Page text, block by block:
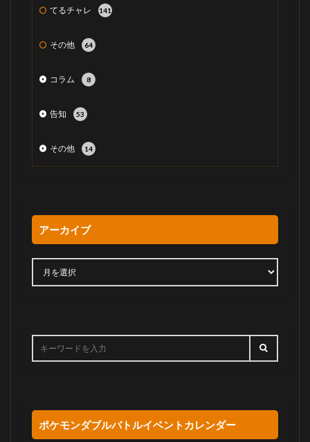
てるチャレ 141
その他 64
コラム 8
告知 53
その他 14
アーカイブ
ポケモンダブルバトルイベントカレンダー